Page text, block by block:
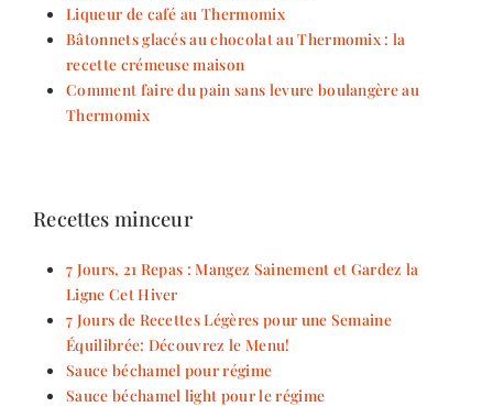
Liqueur de café au Thermomix
Bâtonnets glacés au chocolat au Thermomix : la
recette crémeuse maison
Comment faire du pain sans levure boulangère au
Thermomix
Recettes minceur
7 Jours, 21 Repas : Mangez Sainement et Gardez la
Ligne Cet Hiver
7 Jours de Recettes Légères pour une Semaine
Équilibrée: Découvrez le Menu!
Sauce béchamel pour régime
Sauce béchamel light pour le régime